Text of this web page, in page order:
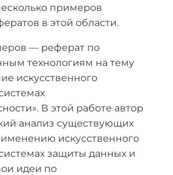
примеров
в этой области.
— реферат по
технологиям на тему
искусственного
В этой работе автор
анализ существующих
искусственного
защиты данных и
идеи по